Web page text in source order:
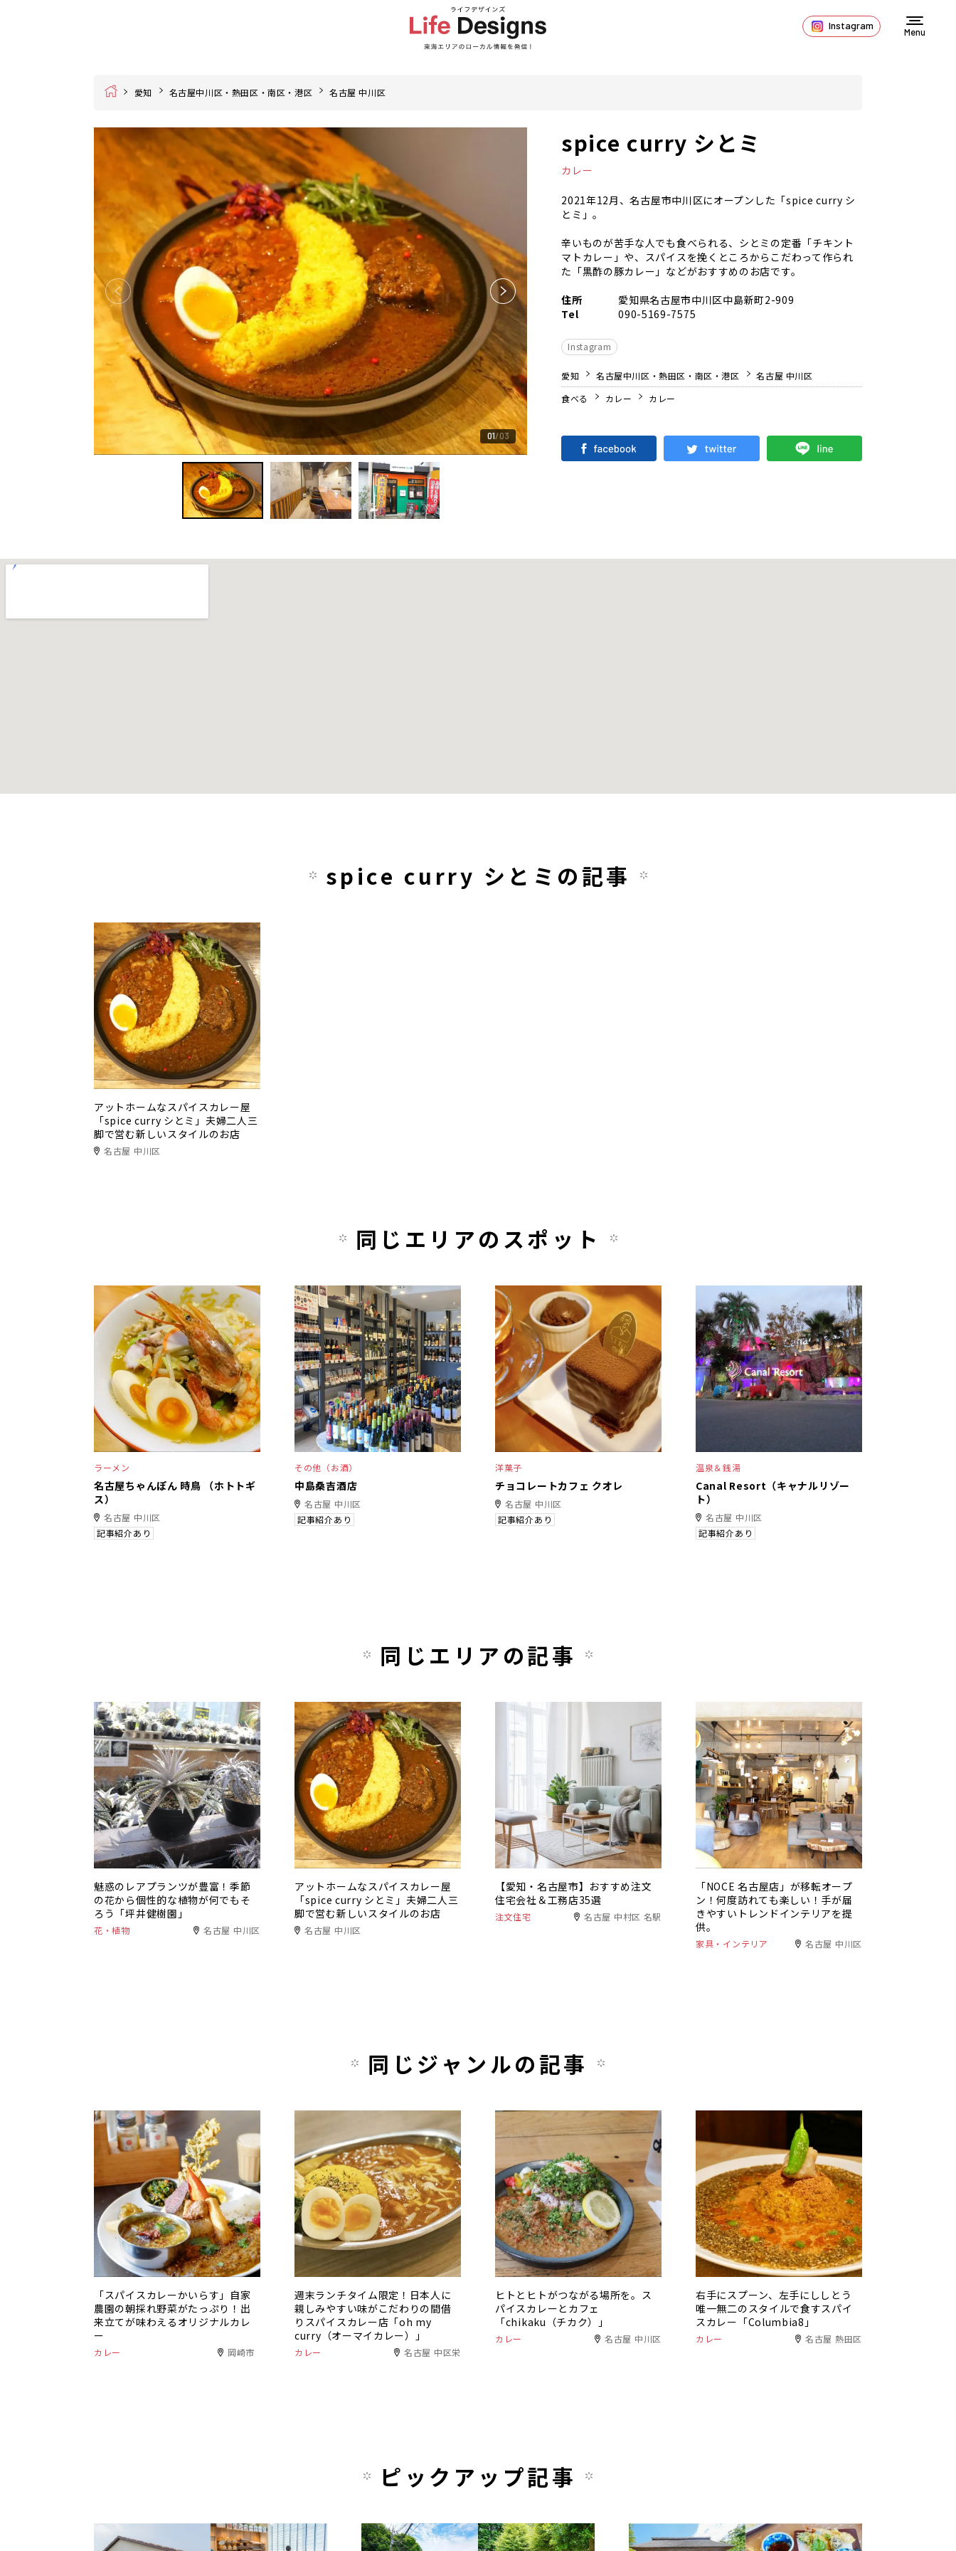
Instagram
Menu
Home 愛知 名古屋中川区・熱田区・南区・港区 名古屋 中川区
01 03
spice curry シとミ
カレー
2021年12月、名古屋市中川区にオープンした「spice curry シ
とミ」。
辛いものが苦手な人でも食べられる、シとミの定番「チキント
マトカレー」や、スパイスを挽くところからこだわって作られ
た「黒酢の豚カレー」などがおすすめのお店です。
住所
愛知県名古屋市中川区中島新町2-909
Tel
090-5169-7575
Instagram
愛知 名古屋中川区・熱田区・南区・港区
名古屋 中川区
食べる
カレー カレー
spice curry シとミの記事
アットホームなスパイスカレー屋
「spice curry シとミ」夫婦二人三
脚で営む新しいスタイルのお店
名古屋 中川区
同じエリアのスポット
ラーメン
名古屋ちゃんぽん 時鳥 （ホトトギ
ス）
名古屋 中川区
記事紹介あり
その他（お酒）
中島桑吉酒店
名古屋 中川区
記事紹介あり
洋菓子
チョコレートカフェ クオレ
名古屋 中川区
記事紹介あり
温泉＆銭湯
Canal Resort（キャナルリゾー
ト）
名古屋 中川区
記事紹介あり
同じエリアの記事
魅惑のレアプランツが豊富！季節
の花から個性的な植物が何でもそ
ろう「坪井健樹園」
花・植物 名古屋 中川区
アットホームなスパイスカレー屋
「spice curry シとミ」夫婦二人三
脚で営む新しいスタイルのお店
名古屋 中川区
【愛知・名古屋市】おすすめ注文
住宅会社＆工務店35選
注文住宅 名古屋 中村区 名駅
「NOCE 名古屋店」が移転オープ
ン！何度訪れても楽しい！手が届
きやすいトレンドインテリアを提
供。
家具・インテリア 名古屋 中川区
同じジャンルの記事
「スパイスカレーかいらす」自家
農園の朝採れ野菜がたっぷり！出
来立てが味わえるオリジナルカレ
ー
カレー 岡崎市
週末ランチタイム限定！日本人に
親しみやすい味がこだわりの間借
りスパイスカレー店「oh my
curry（オーマイカレー）」
カレー 名古屋 中区栄
ヒトとヒトがつながる場所を。ス
パイスカレーとカフェ
「chikaku（チカク）」
カレー 名古屋 中川区
右手にスプーン、左手にししとう
唯一無二のスタイルで食すスパイ
スカレー「Columbia8」
カレー 名古屋 熱田区
ピックアップ記事